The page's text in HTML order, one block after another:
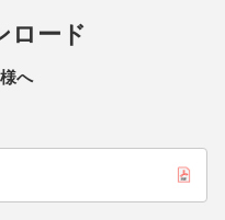
ロード
へ